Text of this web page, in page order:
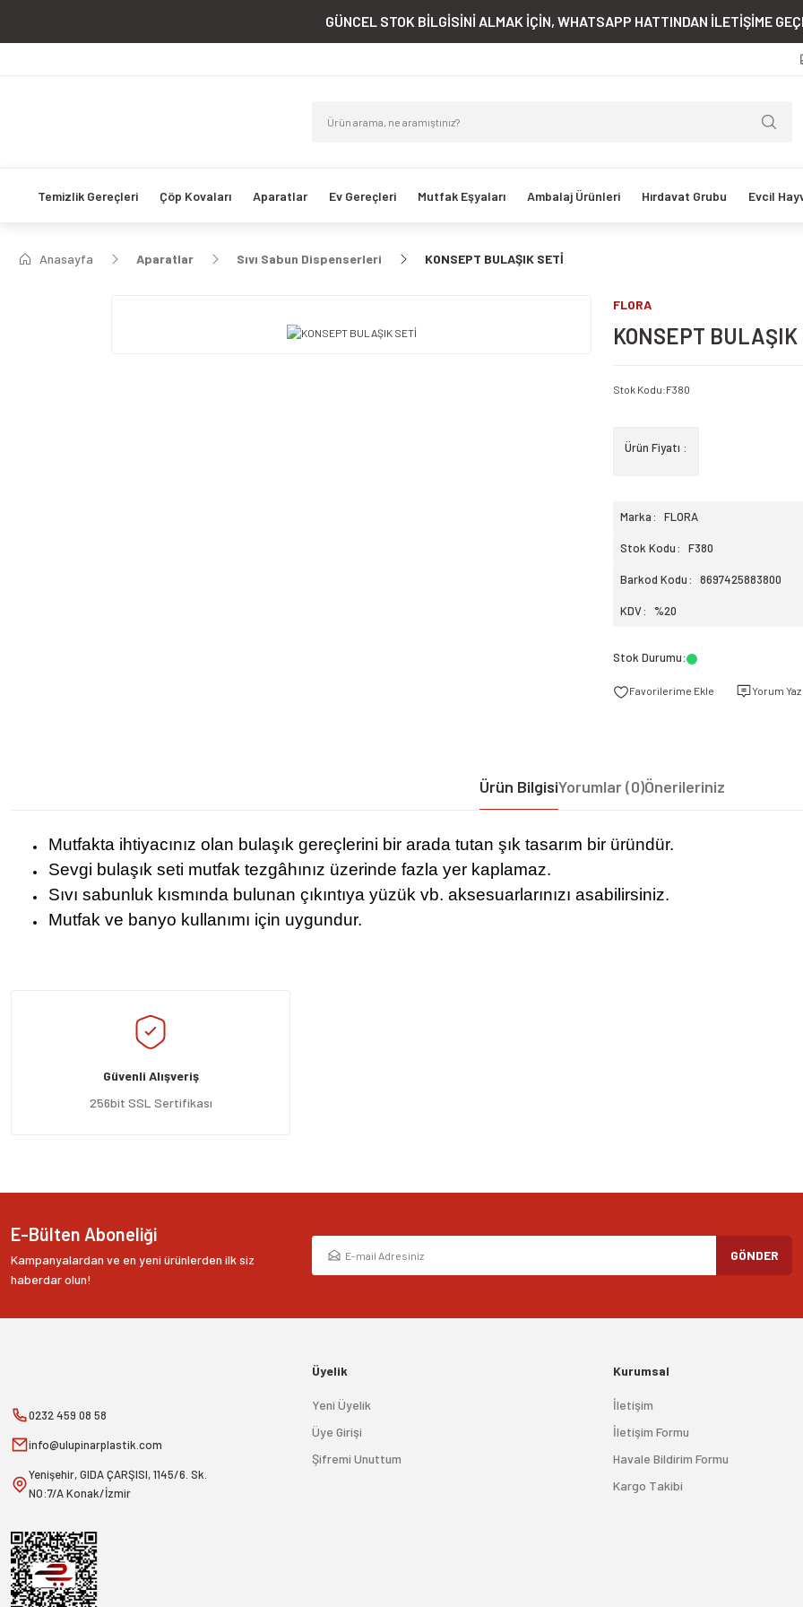
GÜNCEL STOK BİLGİSİNİ ALMAK İÇİN, WHATSAPP HATTINDAN İLETİŞİME
Temizlik Gereçleri Çöp Kovaları Aparatlar Ev Gereçleri Mutfak Eşyaları Ambalaj Ürünleri Hırdavat Grubu Evcil
Anasayfa Aparatlar Sıvı Sabun Dispenserleri KONSEPT BULAŞIK SETİ
FLORA
KONSEPT BULAŞIK
Stok Kodu:F380
Ürün Fiyatı :
Marka FLORA
Stok Kodu F380
Barkod Kodu 8697425883800
KDV %20
Stok Durumu:
Yorum Yaz
Ürün BilgisiYorumlar (0)Önerileriniz
Mutfakta ihtiyacınız olan bulaşık gereçlerini bir arada tutan şık tasarım bir üründür.
Sevgi bulaşık seti mutfak tezgâhınız üzerinde fazla yer kaplamaz.
Sıvı sabunluk kısmında bulunan çıkıntıya yüzük vb. aksesuarlarınızı asabilirsiniz.
Mutfak ve banyo kullanımı için uygundur.
Ürün resmi kalitesiz, bozuk veya görüntülenemiyor.
Ürün açıklamasında eksik bilgiler bulunuyor.
Ürün bilgilerinde hatalar bulunuyor.
Ürün fiyatı diğer sitelerden daha pahalı.
Güvenli Alışveriş
256bit SSL Sertifikası
E-Bülten Aboneliği
Kampanyalardan ve en yeni ürünlerden ilk siz
haberdar olun!
GÖNDER
0232 459 08 58
info@ulupinarplastik.com
Yenişehir, GIDA ÇARŞISI, 1145/6. Sk.
NO:7/A Konak/İzmir
Üyelik
Yeni Üyelik
Üye Girişi
Şifremi Unuttum
Kurumsal
İletişim
İletişim Formu
Havale Bildirim Formu
Kargo Takibi